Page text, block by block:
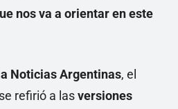
nos va a orientar en este
Noticias Argentinas, el
refirió a lasversiones